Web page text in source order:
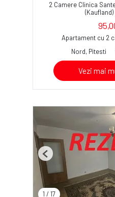
2 Camere Clinica
Apartament cu 2
Nord, Pitesti
Vezi mai
1 / 17
Previous